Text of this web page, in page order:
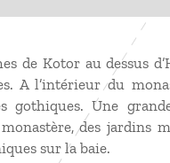
de Kotor au dessus
A l’intérieur du
gothiques. Une
des jardins
sur la baie.